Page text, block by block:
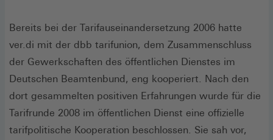
Bereits bei der Tarifauseinandersetzung 2006 hatte
ver.di mit der dbb tarifunion, dem Zusammenschluss
der Gewerkschaften des öffentlichen Dienstes im
Deutschen Beamtenbund, eng kooperiert. Nach den
dort gesammelten positiven Erfahrungen wurde für die
Tarifrunde 2008 im öffentlichen Dienst eine offizielle
tarifpolitische Kooperation beschlossen. Sie sah vor,